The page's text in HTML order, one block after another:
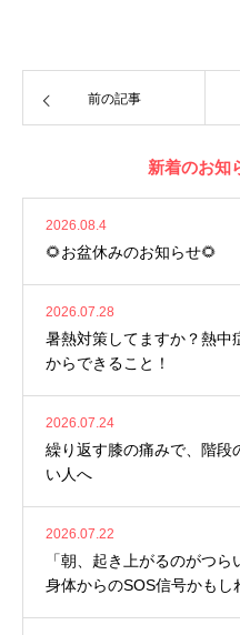
前の記事
新着のお知
2026.08.4
🌻お盆休みのお知らせ🌻
2026.07.28
暑熱対策してますか？熱中
からできること！
2026.07.24
繰り返す膝の痛みで、階段
い人へ
2026.07.22
「朝、起き上がるのがつ
身体からのSOS信号かもし